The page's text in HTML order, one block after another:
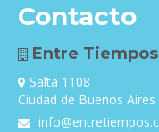
Contacto
Entre Tiempos
Salta 1108
Ciudad de Buenos